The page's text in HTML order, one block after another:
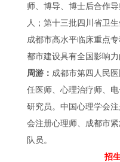
师、博导、博士后合作
人；第十三批四川省卫
成都市高水平临床重点
都市建设具有全国影响
周游： 成都市第四人民
任医师、心理治疗师、
研究员。中国心理学会
会注册心理师、成都市
队员。
招